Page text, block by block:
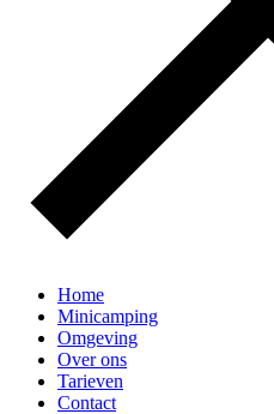
Home
Minicamping
Omgeving
Over ons
Tarieven
Contact